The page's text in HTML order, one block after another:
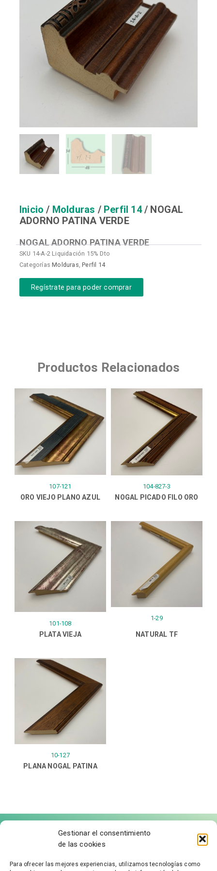
Gestionar el consentimiento
de las cookies
Para ofrecer las mejores experiencias, utilizamos tecnologías como
Inicio / Molduras / Perfil 14/ NOGAL
ADORNO PATINA VERDE
NOGAL ADORNO PATINA VERDE
SKU 14-A-2 Liquidación 15% Dto
Categorías Molduras,Perfil 14
Regístrate para poder comprar
Productos Relacionados
107-121
ORO VIEJO PLANO AZUL
104-827-3
NOGAL PICADO FILO ORO
101-108
PLATA VIEJA
1-29
NATURAL TF
10-127
PLANA NOGAL PATINA